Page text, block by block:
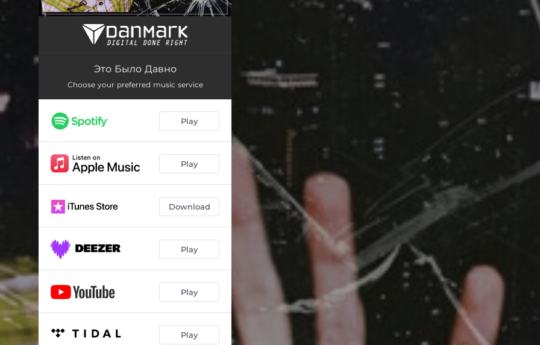
Это Было Давно - Crystal Version
Это Было Давно
Choose your preferred music service
Play
Play
Download
Play
Play
Play